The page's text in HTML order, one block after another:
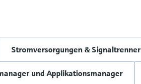
Stromversorgungen & Signaltrenner
und Applikationsmanager